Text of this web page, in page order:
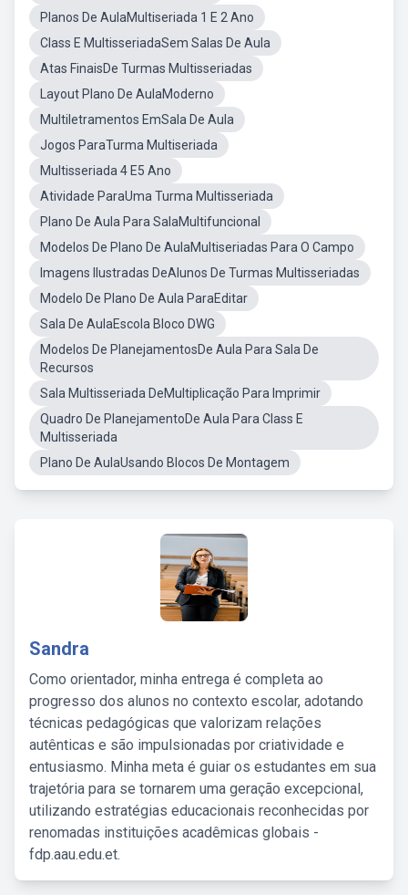
Planos De AulaMultiseriada 1 E 2 Ano
Class E MultisseriadaSem Salas De Aula
Atas FinaisDe Turmas Multisseriadas
Layout Plano De AulaModerno
Multiletramentos EmSala De Aula
Jogos ParaTurma Multiseriada
Multisseriada 4 E5 Ano
Atividade ParaUma Turma Multisseriada
Plano De Aula Para SalaMultifuncional
Modelos De Plano De AulaMultiseriadas Para O Campo
Imagens Ilustradas DeAlunos De Turmas Multisseriadas
Modelo De Plano De Aula ParaEditar
Sala De AulaEscola Bloco DWG
Modelos De PlanejamentosDe Aula Para Sala De
Recursos
Sala Multisseriada DeMultiplicação Para Imprimir
Quadro De PlanejamentoDe Aula Para Class E
Multisseriada
Plano De AulaUsando Blocos De Montagem
Sandra
Como orientador, minha entrega é completa ao
progresso dos alunos no contexto escolar, adotando
técnicas pedagógicas que valorizam relações
autênticas e são impulsionadas por criatividade e
entusiasmo. Minha meta é guiar os estudantes em sua
trajetória para se tornarem uma geração excepcional,
utilizando estratégias educacionais reconhecidas por
renomadas instituições acadêmicas globais -
fdp.aau.edu.et.